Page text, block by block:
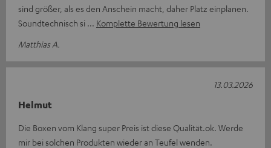
sind größer, als es den Anschein macht, daher Platz einplanen.
Soundtechnisch si
Komplette Bewertung lesen
Matthias A.
Helmut
Die Boxen vom Klang super Preis ist diese Qualität.ok. Werde
mir bei solchen Produkten wieder an Teufel wenden.
13.03.2026